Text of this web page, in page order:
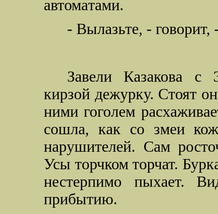
автоматами.
- Вылазьте, -
Завели Казакова
кирзой дежурку. Стоят
ними гоголем
сошла, как со змеи
нарушителей. Сам
Усы торчком торчат.
нестерпимо пыхает.
прибытию.